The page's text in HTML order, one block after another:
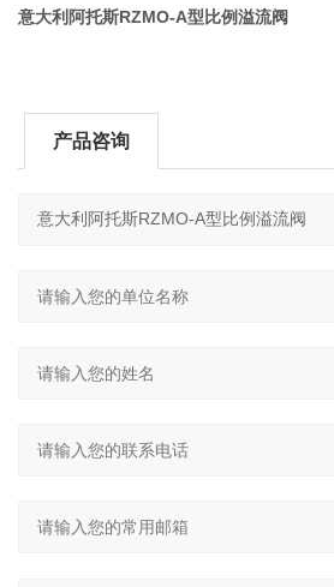
意大利阿托斯RZMO-A型比例溢流阀
产品咨询